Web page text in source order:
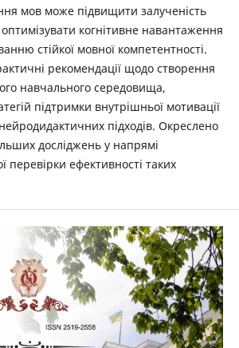
мов може підвищити залученість
оптимізувати когнітивне навантаження
стійкої мовної компетентності.
рекомендації щодо створення
навчального середовища,
підтримки внутрішньої мотивації
підходів. Окреслено
­досліджень у напрямі
перевірки ефективності таких